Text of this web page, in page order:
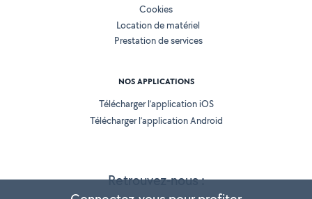
Retrouvez-nous :
Cookies
Location de matériel
Prestation de services
NOS APPLICATIONS
Télécharger l’application iOS
Télécharger l’application Android